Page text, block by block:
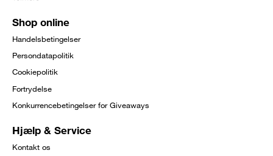
Shop online
Handelsbetingelser
Persondatapolitik
Cookiepolitik
Fortrydelse
Konkurrencebetingelser for Giveaways
Hjælp & Service
Kontakt os